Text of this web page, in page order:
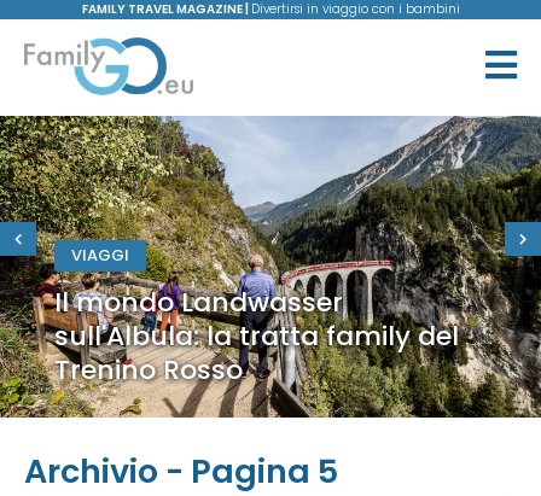
FAMILY TRAVEL MAGAZINE | Divertirsi in viaggio con i bambini
VIAGGI
Il mondo Landwasser
sull'Albula: la tratta family del
Trenino Rosso
Archivio - Pagina 5